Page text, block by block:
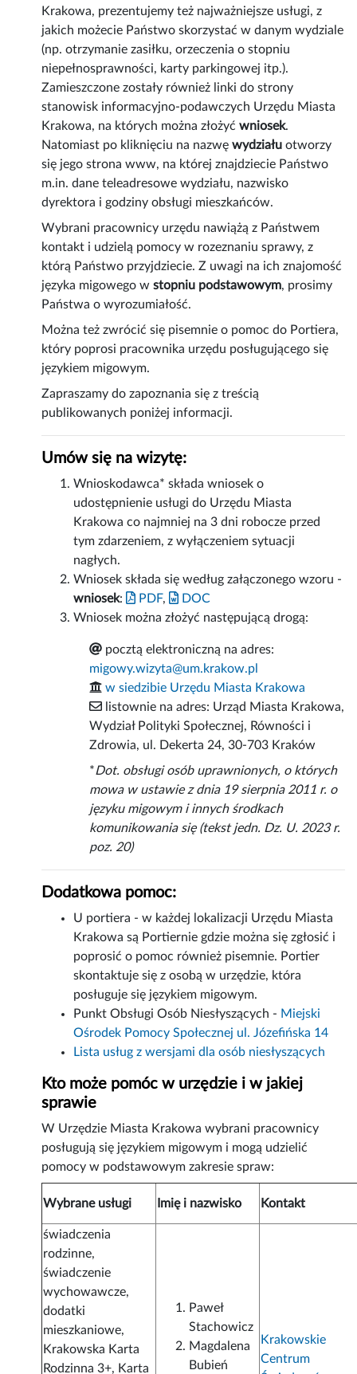
Krakowa, prezentujemy też najważniejsze usługi, z
jakich możecie Państwo skorzystać w danym wydziale
(np. otrzymanie zasiłku, orzeczenia o stopniu
niepełnosprawności, karty parkingowej itp.).
Zamieszczone zostały również linki do strony
stanowisk informacyjno-podawczych Urzędu Miasta
Krakowa, na których można złożyćwniosek.
Natomiast po kliknięciu na nazwęwydziału otworzy
się jego strona www, na której znajdziecie Państwo
m.in. dane teleadresowe wydziału, nazwisko
dyrektora i godziny obsługi mieszkańców.
Wybrani pracownicy urzędu nawiążą z Państwem
kontakt i udzielą pomocy w rozeznaniu sprawy, z
którą Państwo przyjdziecie. Z uwagi na ich znajomość
języka migowego wstopniu podstawowym, prosimy
Państwa o wyrozumiałość.
Można też zwrócić się pisemnie o pomoc do Portiera,
który poprosi pracownika urzędu posługującego się
językiem migowym.
Zapraszamy do zapoznania się z treścią
publikowanych poniżej informacji.
Umów się na wizytę:
Wnioskodawca* składa wniosek o
udostępnienie usługi do Urzędu Miasta
Krakowa co najmniej na 3 dni robocze przed
tym zdarzeniem, z wyłączeniem sytuacji
nagłych.
Wniosek składa się według załączonego wzoru -
wniosek: PDF,
DOC
Wniosek można złożyć następującą drogą:
pocztą elektroniczną na adres:
migowy.wizyta@um.krakow.pl
w siedzibie Urzędu Miasta Krakowa
listownie na adres: Urząd Miasta Krakowa,
Wydział Polityki Społecznej, Równości i
Zdrowia, ul. Dekerta 24, 30-703 Kraków
*Dot. obsługi osób uprawnionych, o których
mowa w ustawie z dnia 19 sierpnia 2011 r. o
języku migowym i innych środkach
komunikowania się (tekst jedn. Dz. U. 2023 r.
poz. 20)
Dodatkowa pomoc:
U portiera - w każdej lokalizacji Urzędu Miasta
Krakowa są Portiernie gdzie można się zgłosić i
poprosić o pomoc również pisemnie. Portier
skontaktuje się z osobą w urzędzie, która
posługuje się językiem migowym.
Punkt Obsługi Osób Niesłyszących - Miejski
Ośrodek Pomocy Społecznej ul. Józefińska 14
Lista usług z wersjami dla osób niesłyszących
Kto może pomóc w urzędzie i w jakiej
sprawie
W Urzędzie Miasta Krakowa wybrani pracownicy
posługują się językiem migowym i mogą udzielić
pomocy w podstawowym zakresie spraw:
Wybrane usługi Imię i nazwisko Kontakt
świadczenia
rodzinne,
świadczenie
wychowawcze,
dodatki
mieszkaniowe,
Krakowska Karta
Rodzinna 3+, Karta
Paweł
Stachowicz
Magdalena
Bubień
Krakowskie
Centrum